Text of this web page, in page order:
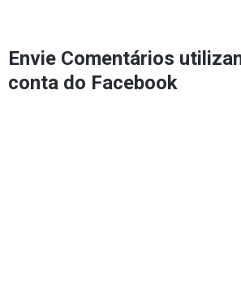
Envie Comentários
conta do Facebook